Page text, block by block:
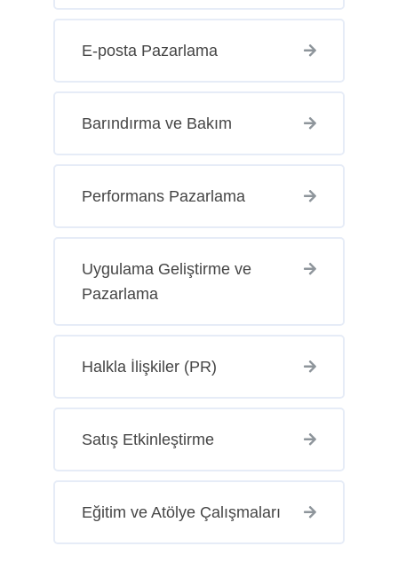
E-posta Pazarlama
Barındırma ve Bakım
Performans Pazarlama
Uygulama Geliştirme ve
Pazarlama
Halkla İlişkiler (PR)
Satış Etkinleştirme
Eğitim ve Atölye Çalışmaları